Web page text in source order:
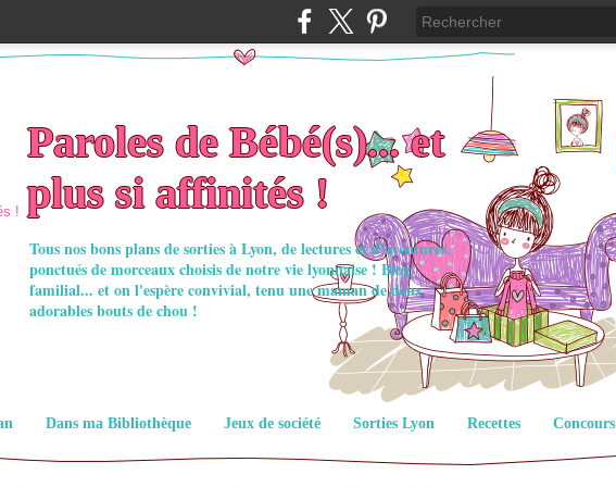
Paroles de Bébé(s)... et
plus si affinités !
Tous nos bons plans de sorties à Lyon, de lectures et d'aventures,
ponctués de morceaux choisis de notre vie lyonnaise ! Blog
familial... et on l'espère convivial, tenu une maman de deux
adorables bouts de chou !
Dans ma Bibliothèque Jeux de société Sorties Lyon Recettes
Concours